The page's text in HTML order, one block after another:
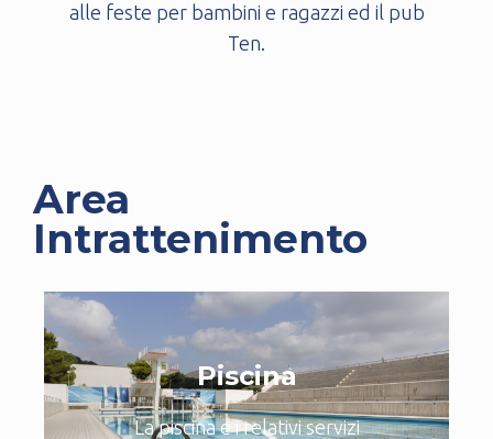
alle feste per bambini e ragazzi ed il pub
Ten.
Area
Intrattenimento
Piscina
La piscina e i relativi servizi